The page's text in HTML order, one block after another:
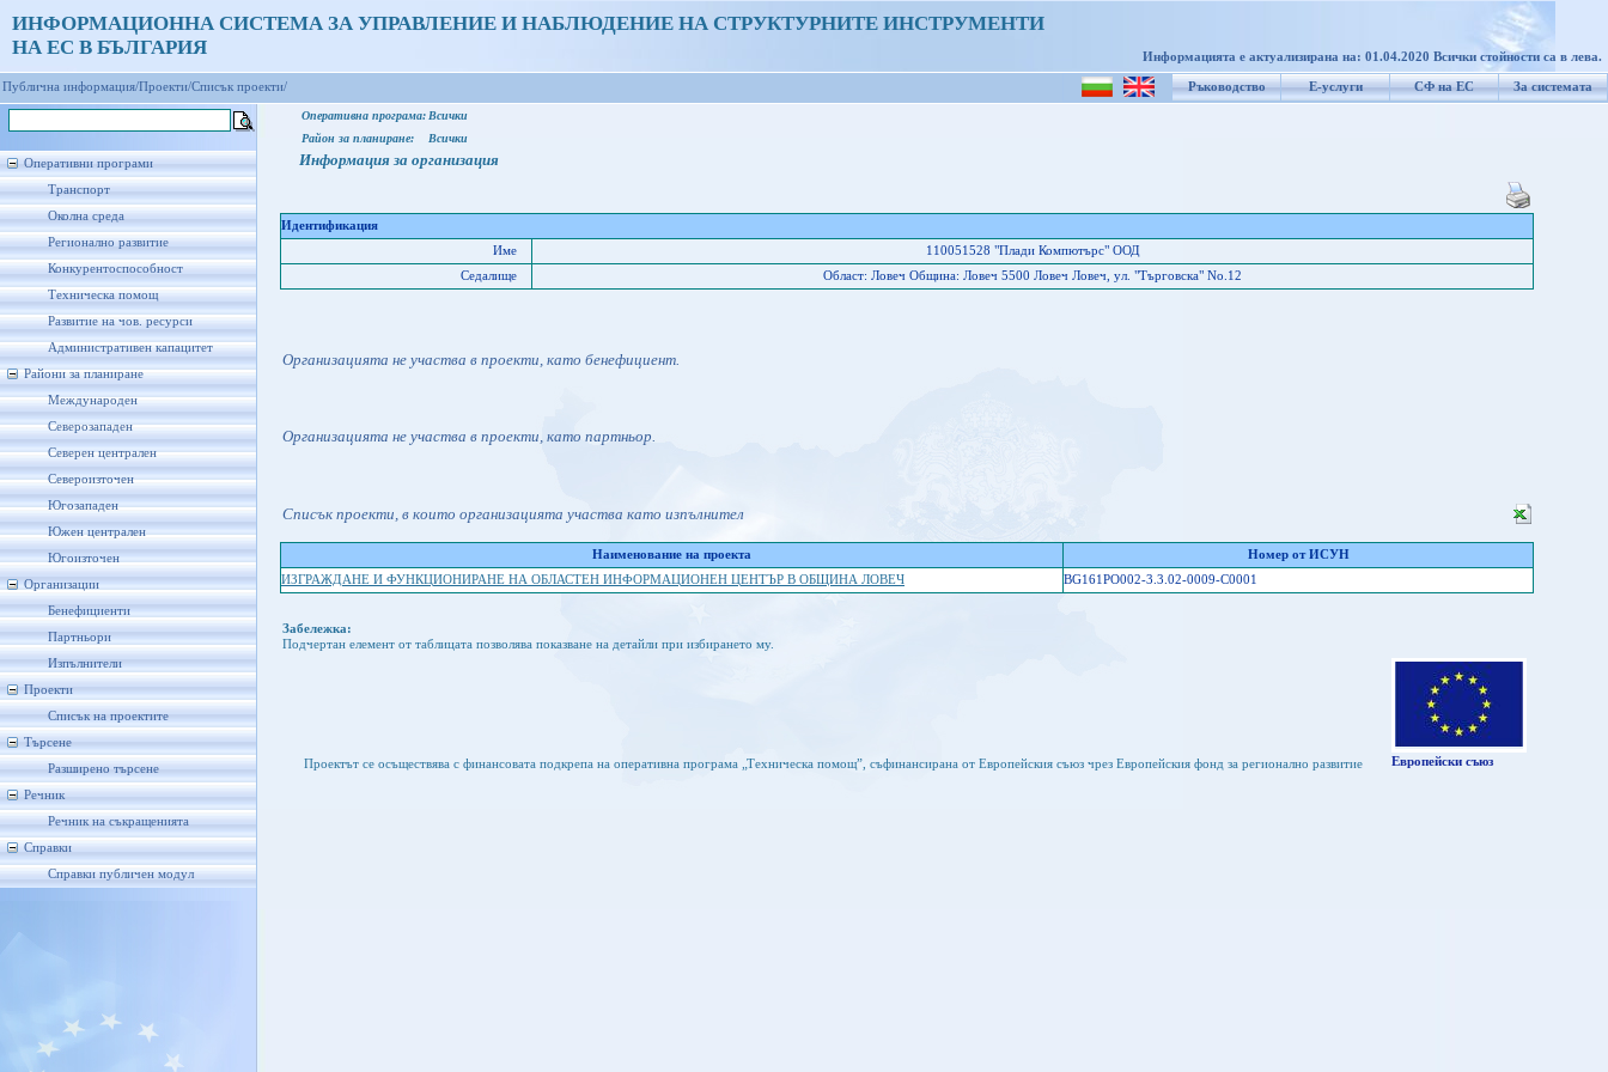
ИНФОРМАЦИОННА СИСТЕМА ЗА УПРАВЛЕНИЕ И НАБЛЮДЕНИЕ НА СТРУКТУРНИТЕ ИНСТРУМЕНТИ
НА ЕС В БЪЛГАРИЯ
Информацията е актуализирана на: 01.04.2020 Всички стойности са в лева.
Ръководство Е-услуги СФ на ЕС За системата
Публична информация/Проекти/Списък проекти/
Оперативни програми
Транспорт
Околна среда
Регионално развитие
Конкурентоспособност
Техническа помощ
Развитие на чов. ресурси
Административен капацитет
Райони за планиране
Международен
Северозападен
Северен централен
Североизточен
Югозападен
Южен централен
Югоизточен
Организации
Бенефициенти
Партньори
Изпълнители
Проекти
Списък на проектите
Търсене
Разширено търсене
Речник
Речник на съкращенията
Справки
Справки публичен модул
Оперативна програма: Всички
Район за планиране:
Всички
Информация за организация
Идентификация
Име
110051528 "Плади Компютърс" ООД
Седалище
Област: Ловеч Oбщина: Ловеч 5500 Ловеч Ловеч, ул. "Търговска" No.12
Организацията не участва в проекти, като бенефициент.
Организацията не участва в проекти, като партньор.
Списък проекти, в които организацията участва като изпълнител
Наименование на проекта
Номер от ИСУН
ИЗГРАЖДАНЕ И ФУНКЦИОНИРАНЕ НА ОБЛАСТЕН ИНФОРМАЦИОНЕН ЦЕНТЪР В ОБЩИНА ЛОВЕЧ
BG161PO002-3.3.02-0009-C0001
Забележка:
Подчертан елемент от таблицата позволява показване на детайли при избирането му.
Проектът се осъществява с финансовата подкрепа на оперативна програма „Техническа помощ”, съфинансирана от Европейския съюз чрез Европейския фонд за регионално развитие Европейски съюз